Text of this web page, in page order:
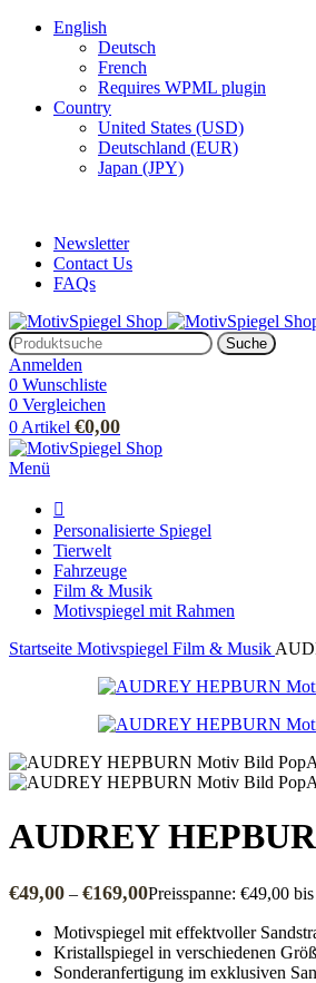
English
Deutsch
French
Requires WPML plugin
Country
United States (USD)
Deutschland (EUR)
Japan (JPY)
Newsletter
Contact Us
FAQs
Suche
Anmelden
0 Wunschliste
0 Vergleichen
0 Artikel €0,00
Menü
Personalisierte Spiegel
Tierwelt
Fahrzeuge
Film & Musik
Motivspiegel mit Rahmen
Startseite Motivspiegel Film & Musik
AUDREY
€49,00 – €169,00Preisspanne: €49,00
Motivspiegel mit effektvoller
Kristallspiegel in verschiedenen
Sonderanfertigung im exklusiven